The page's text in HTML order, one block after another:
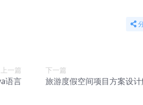
上一篇
语言
下一篇
旅游度假空间项目方案设